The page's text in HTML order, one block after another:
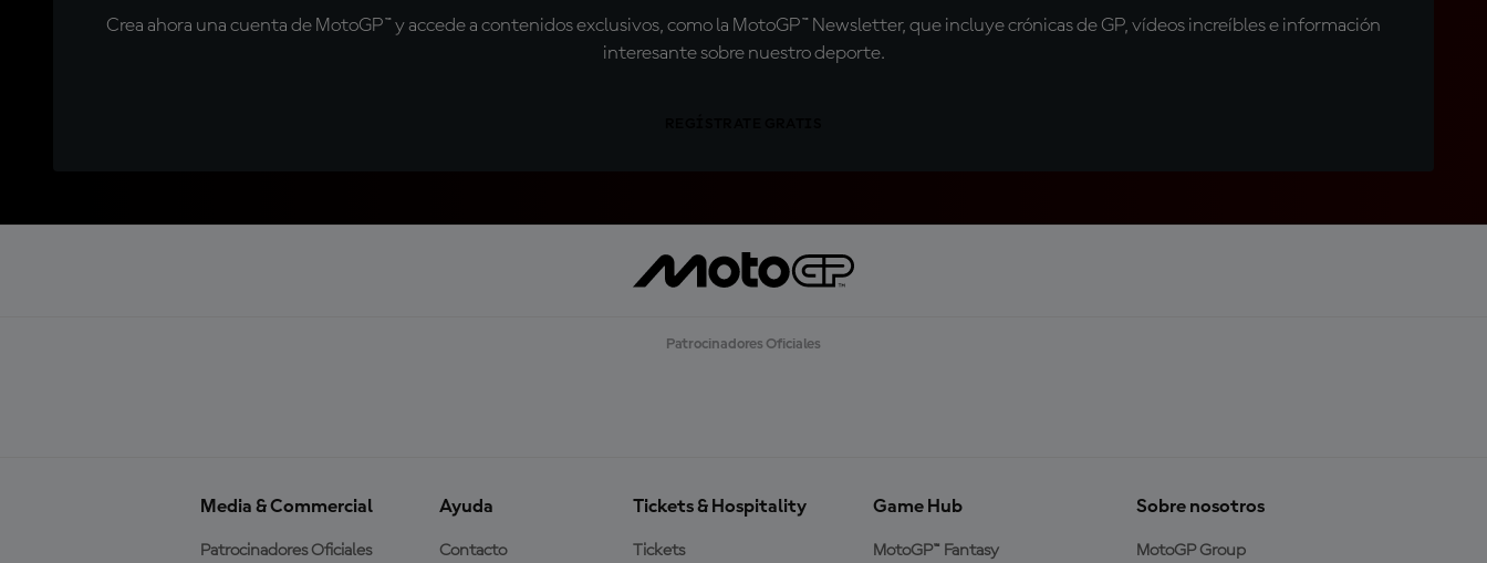
Crea ahora una cuenta de MotoGP™ y accede a contenidos exclusivos, como la MotoGP™ Newsletter, que incluye crónicas de GP, vídeos increíbles e información
interesante sobre nuestro deporte.
Patrocinadores Oficiales
Media & Commercial
Patrocinadores Oficiales
Ayuda
Contacto
Tickets & Hospitality
Tickets
Game Hub
MotoGP™ Fantasy
Sobre nosotros
MotoGP Group